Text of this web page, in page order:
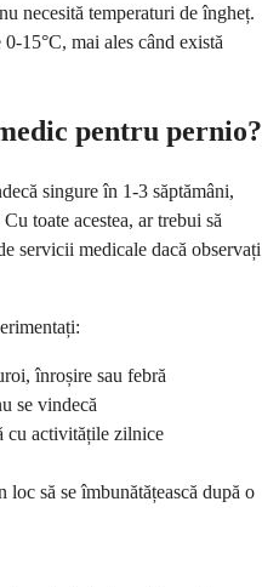
necesită temperaturi de îngheț.
15°C, mai ales când există
pentru pernio?
singure în 1-3 săptămâni,
toate acestea, ar trebui să
servicii medicale dacă observați
înroșire sau febră
se vindecă
cu activitățile zilnice
loc să se îmbunătățească după o